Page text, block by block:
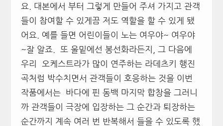
요. 대본에서 부터 그렇게 만들어 주셔 가지고 관객
들이 참여할 수 있게끔 저도 역할을 할 수 있게 됐
어요. 예를 들면 어린이들이 노는 여우야~ 여우야
~잘 알죠. 또 울밑에선 봉선화라든지, 그 다음에
우리 오케스트라가 많이 연주하는 라데츠키 행진
곡처럼 박수치면서 관객들이 호응하는 것을 이번
작품에서는 바다에 핀 동백 마지막 합창을 그러니
까 관객들이 극장에 입장하는 그 순간과 퇴장하는
순간까지 계속 여러 번 반복해서 들을 수 있도록 했